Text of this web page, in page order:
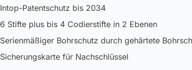
Intop-Patentschutz bis 2034
6 Stifte plus bis 4 Codierstifte in 2 Ebenen
Serienmäßiger Bohrschutz durch gehärtete
Sicherungskarte für Nachschlüssel